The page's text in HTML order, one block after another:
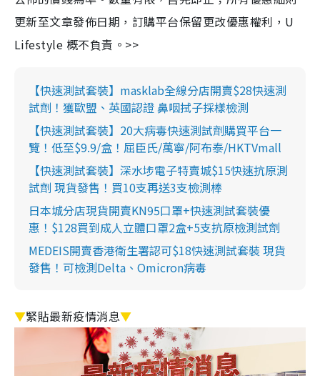
更新至文章發佈日期，訂購平台保留更改優惠權利，U
Lifestyle 概不負責。>>
【快速測試套裝】masklab全線分店開賣$28快速測
試劑！獲歐盟、英國認證 鼻咽拭子採樣檢測
【快速測試套裝】20大病毒快速測試劑購買平台一
覽！低至$9.9/盒！屈臣氏/萬寧/阿布泰/HKTVmall
【快速測試套裝】深水埗電子特賣城$15快速抗原測
試劑 現貨發售！買10支再送3支檢測棒
日本城分店現貨開賣KN95口罩+快速測試套裝優
惠！$128買到成人立體口罩2盒+5支抗原檢測試劑
MEDEIS開賣香港衛生署認可$18快速測試套裝 現貨
發售！可檢測Delta、Omicron病毒
▼緊貼最新疫情消息▼